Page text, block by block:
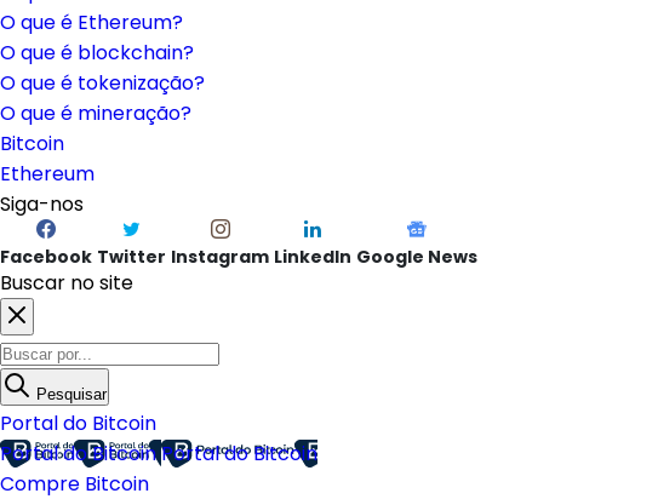
O que é Ethereum?
O que é blockchain?
O que é tokenização?
O que é mineração?
Bitcoin
Ethereum
Siga-nos
Facebook Twitter Instagram LinkedIn Google News
Buscar no site
Pesquisar
Portal do Bitcoin
Portal do BitcoinPortal do Bitcoin
Compre Bitcoin